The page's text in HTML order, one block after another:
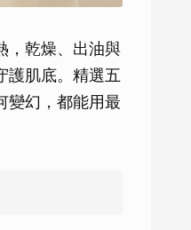
，乾燥、出油與
護肌底。精選五
變幻，都能用最